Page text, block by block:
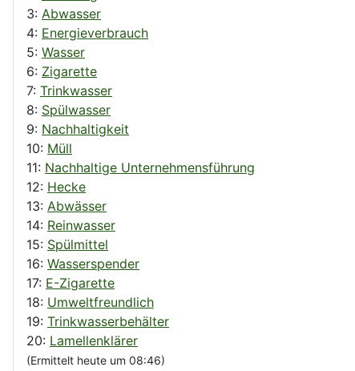
3: Abwasser
4: Energieverbrauch
5: Wasser
6: Zigarette
7: Trinkwasser
8: Spülwasser
9: Nachhaltigkeit
10: Müll
11: Nachhaltige Unternehmensführung
12: Hecke
13: Abwässer
14: Reinwasser
15: Spülmittel
16: Wasserspender
17: E-Zigarette
18: Umweltfreundlich
19: Trinkwasserbehälter
20: Lamellenklärer
(Ermittelt heute um 08:46)